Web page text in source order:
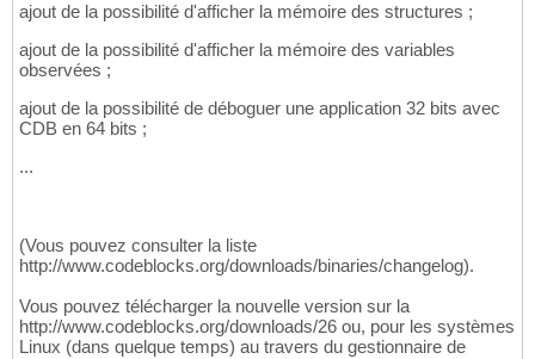
ajout de la possibilité d'afficher la mémoire des structures ;
ajout de la possibilité d'afficher la mémoire des variables
observées ;
ajout de la possibilité de déboguer une application 32 bits avec
CDB en 64 bits ;
...
(Vous pouvez consulter la liste
http://www.codeblocks.org/downloads/binaries/changelog).
Vous pouvez télécharger la nouvelle version sur la
http://www.codeblocks.org/downloads/26 ou, pour les systèmes
Linux (dans quelque temps) au travers du gestionnaire de